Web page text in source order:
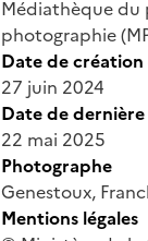
Médiathèque du
photographie
Date de
27 juin 2024
Date de
22 mai 2025
Photographe
Genestoux,
Mentions légales